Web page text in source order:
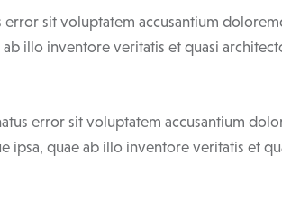
error sit voluptatem accusantium
illo inventore veritatis et quasi
error sit voluptatem accusantium
ipsa, quae ab illo inventore veritatis et